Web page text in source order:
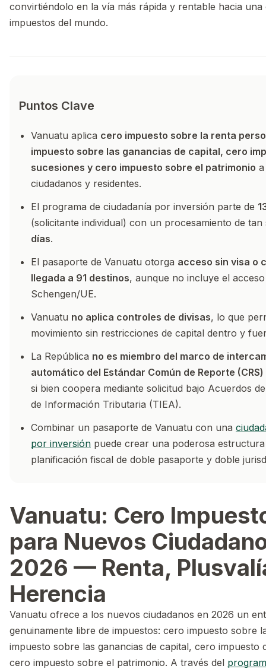
convirtiéndolo en la vía más rápida y rentable hacia una
impuestos del mundo.
Puntos Clave
Vanuatu aplica cero impuesto sobre la renta
impuesto sobre las ganancias de capital, cero
sucesiones y cero impuesto sobre el patrimonio
ciudadanos y residentes.
El programa de ciudadanía por inversión parte de
(solicitante individual) con un procesamiento de
días.
El pasaporte de Vanuatu otorga acceso sin visa o
llegada a 91 destinos, aunque no incluye el
Schengen/UE.
Vanuatu no aplica controles de divisas, lo que
movimiento sin restricciones de capital dentro y
La República no es miembro del marco de
automático del Estándar Común de Reporte (CRS)
si bien coopera mediante solicitud bajo Acuerdos
de Información Tributaria (TIEA).
Combinar un pasaporte de Vanuatu con una
por inversión puede crear una poderosa
planificación fiscal de doble pasaporte y doble
Vanuatu: Cero
para Nuevos
2026 — Renta,
Herencia
Vanuatu ofrece a los nuevos ciudadanos en 2026 un
genuinamente libre de impuestos: cero impuesto sobre
impuesto sobre las ganancias de capital, cero impuesto
cero impuesto sobre el patrimonio. A través del